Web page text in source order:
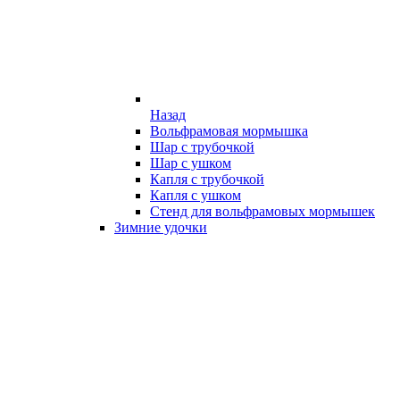
Назад
Вольфрамовая мормышка
Шар с трубочкой
Шар с ушком
Капля с трубочкой
Капля с ушком
Стенд для вольфрамовых мормышек
Зимние удочки